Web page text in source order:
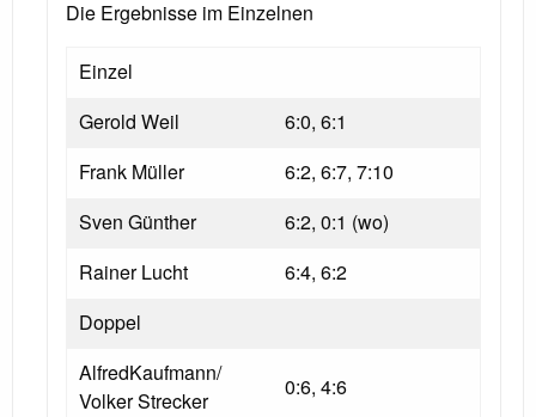
Die Ergebnisse im Einzelnen
Einzel
Gerold Weil
6:0, 6:1
Frank Müller
6:2, 6:7, 7:10
Sven Günther
6:2, 0:1 (wo)
Rainer Lucht
6:4, 6:2
Doppel
AlfredKaufmann/
Volker Strecker
0:6, 4:6